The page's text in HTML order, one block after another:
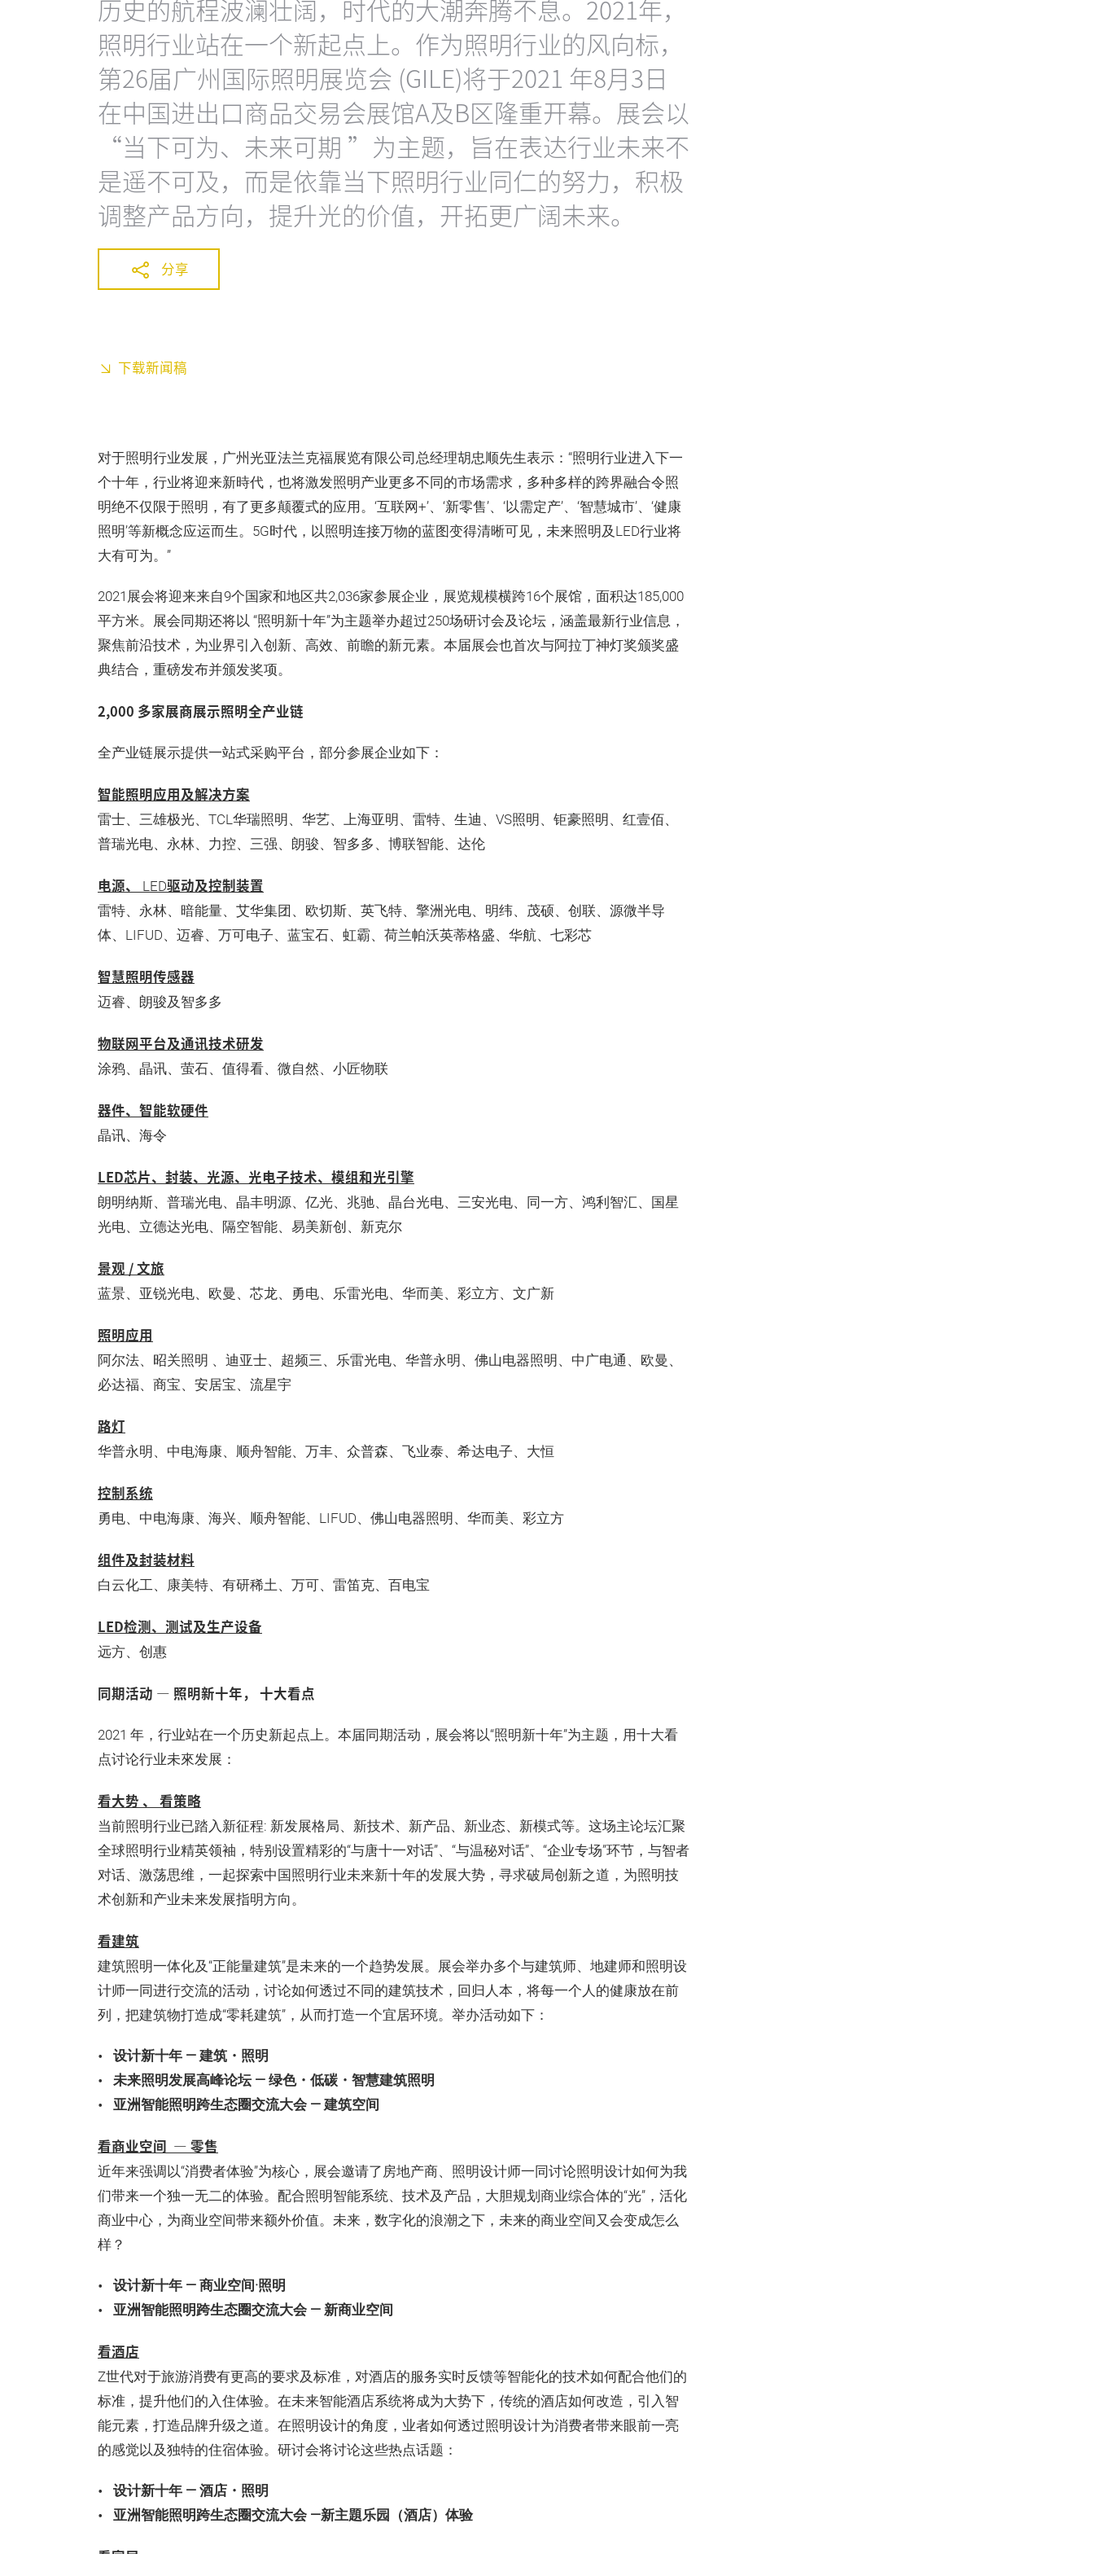
历史的航程波澜壮阔，时代的大潮奔腾不息。2021年，
照明行业站在一个新起点上。作为照明行业的风向标，
第26届广州国际照明展览会 (GILE)将于2021 年8月3日
在中国进出口商品交易会展馆A及B区隆重开幕。展会以
“当下可为、未来可期 ”为主题，旨在表达行业未来不
是遥不可及，而是依靠当下照明行业同仁的努力，积极
调整产品方向，提升光的价值，开拓更广阔未来。
分享
下载新闻稿
对于照明行业发展，广州光亚法兰克福展览有限公司总经理胡忠顺先生表示：“照明行业进入下一
个十年，行业将迎来新時代，也将激发照明产业更多不同的市场需求，多种多样的跨界融合令照
明绝不仅限于照明，有了更多颠覆式的应用。‘互联网+’、‘新零售’、‘以需定产’、‘智慧城市’、‘健康
照明’等新概念应运而生。5G时代，以照明连接万物的蓝图变得清晰可见，未来照明及LED行业将
大有可为。”
2021展会将迎来来自9个国家和地区共2,036家参展企业，展览规模横跨16个展馆，面积达185,000
平方米。展会同期还将以 “照明新十年”为主题举办超过250场研讨会及论坛，涵盖最新行业信息，
聚焦前沿技术，为业界引入创新、高效、前瞻的新元素。本届展会也首次与阿拉丁神灯奖颁奖盛
典结合，重磅发布并颁发奖项。
2,000 多家展商展示照明全产业链
全产业链展示提供一站式采购平台，部分参展企业如下：
智能照明应用及解决方案
雷士、三雄极光、TCL华瑞照明、华艺、上海亚明、雷特、生迪、VS照明、钜豪照明、红壹佰、
普瑞光电、永林、力控、三强、朗骏、智多多、博联智能、达伦
电源、 LED驱动及控制装置
雷特、永林、暗能量、艾华集团、欧切斯、英飞特、擎洲光电、明纬、茂硕、创联、源微半导
体、LIFUD、迈睿、万可电子、蓝宝石、虹霸、荷兰帕沃英蒂格盛、华航、七彩芯
智慧照明传感器
迈睿、朗骏及智多多
物联网平台及通讯技术研发
涂鸦、晶讯、萤石、值得看、微自然、小匠物联
器件、智能软硬件
晶讯、海令
LED芯片、封装、光源、光电子技术、模组和光引擎
朗明纳斯、普瑞光电、晶丰明源、亿光、兆驰、晶台光电、三安光电、同一方、鸿利智汇、国星
光电、立德达光电、隔空智能、易美新创、新克尔
景观 / 文旅
蓝景、亚锐光电、欧曼、芯龙、勇电、乐雷光电、华而美、彩立方、文广新
照明应用
阿尔法、昭关照明 、迪亚士、超频三、乐雷光电、华普永明、佛山电器照明、中广电通、欧曼、
必达福、商宝、安居宝、流星宇
路灯
华普永明、中电海康、顺舟智能、万丰、众普森、飞业泰、希达电子、大恒
控制系统
勇电、中电海康、海兴、顺舟智能、LIFUD、佛山电器照明、华而美、彩立方
组件及封装材料
白云化工、康美特、有研稀土、万可、雷笛克、百电宝
LED检测、测试及生产设备
远方、创惠
同期活动 — 照明新十年， 十大看点
2021 年，行业站在一个历史新起点上。本届同期活动，展会将以“照明新十年”为主题，用十大看
点讨论行业未來发展：
看大势 、 看策略
当前照明行业已踏入新征程: 新发展格局、新技术、新产品、新业态、新模式等。这场主论坛汇聚
全球照明行业精英领袖，特别设置精彩的“与唐十一对话”、“与温秘对话”、“企业专场”环节，与智者
对话、激荡思维，一起探索中国照明行业未来新十年的发展大势，寻求破局创新之道，为照明技
术创新和产业未来发展指明方向。
看建筑
建筑照明一体化及“正能量建筑”是未来的一个趋势发展。展会举办多个与建筑师、地建师和照明设
计师一同进行交流的活动，讨论如何透过不同的建筑技术，回归人本，将每一个人的健康放在前
列，把建筑物打造成“零耗建筑”，从而打造一个宜居环境。举办活动如下：
设计新十年 — 建筑・照明
未来照明发展高峰论坛 — 绿色・低碳・智慧建筑照明
亚洲智能照明跨生态圈交流大会 — 建筑空间
看商业空间 — 零售
近年来强调以“消费者体验”为核心，展会邀请了房地产商、照明设计师一同讨论照明设计如何为我
们带来一个独一无二的体验。配合照明智能系统、技术及产品，大胆规划商业综合体的“光”，活化
商业中心，为商业空间带来额外价值。未来，数字化的浪潮之下，未来的商业空间又会变成怎么
样？
设计新十年 — 商业空间·照明
亚洲智能照明跨生态圈交流大会 — 新商业空间
看酒店
Z世代对于旅游消费有更高的要求及标准，对酒店的服务实时反馈等智能化的技术如何配合他们的
标准，提升他们的入住体验。在未来智能酒店系统将成为大势下，传统的酒店如何改造，引入智
能元素，打造品牌升级之道。在照明设计的角度，业者如何透过照明设计为消费者带来眼前一亮
的感觉以及独特的住宿体验。研讨会将讨论这些热点话题：
设计新十年 — 酒店・照明
亚洲智能照明跨生态圈交流大会 —新主題乐园（酒店）体验